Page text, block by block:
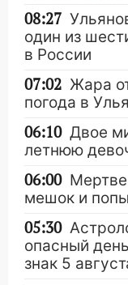
08:27
один из
в России
07:02 Жара
погода в
06:10 Двое
летнюю
06:00
мешок и
05:30
опасный
знак 5